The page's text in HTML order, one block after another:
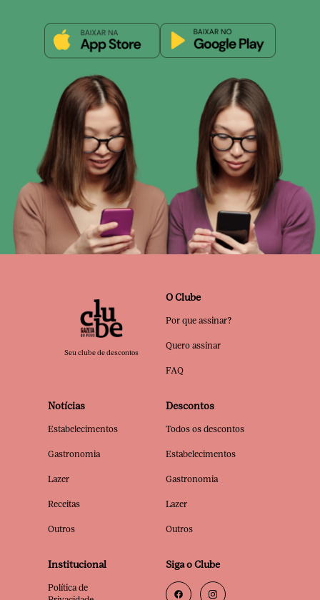
Seu clube de descontos
O Clube
Por que assinar?
Quero assinar
FAQ
Notícias
Estabelecimentos
Gastronomia
Lazer
Receitas
Outros
Descontos
Todos os descontos
Estabelecimentos
Gastronomia
Lazer
Outros
Institucional
Política de
Siga o Clube